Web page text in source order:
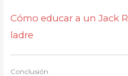
Cómo educar a un Jack
ladre
Conclusión